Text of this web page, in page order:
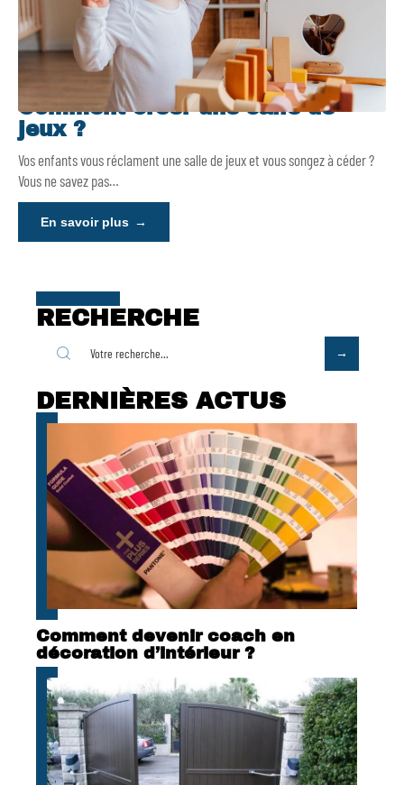
Comment créer une salle de
jeux ?
Vos enfants vous réclament une salle de jeux et vous songez à céder ?
Vous ne savez pas…
En savoir plus
RECHERCHE
DERNIÈRES ACTUS
Comment devenir coach en
décoration d’intérieur ?